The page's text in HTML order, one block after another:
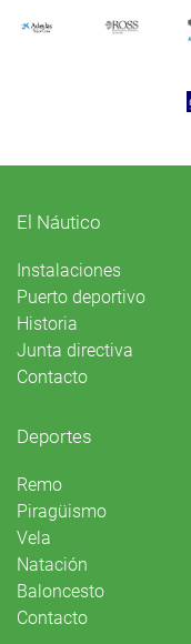
El Náutico
Instalaciones
Puerto deportivo
Historia
Junta directiva
Contacto
Deportes
Remo
Piragüismo
Vela
Natación
Baloncesto
Contacto